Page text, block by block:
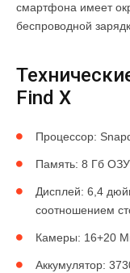
смартфона имеет
беспроводной
Find X
Процессор:
Память: 8 Гб
Дисплей: 6,4
соотношением
Камеры: 16+20
Аккумулятор: